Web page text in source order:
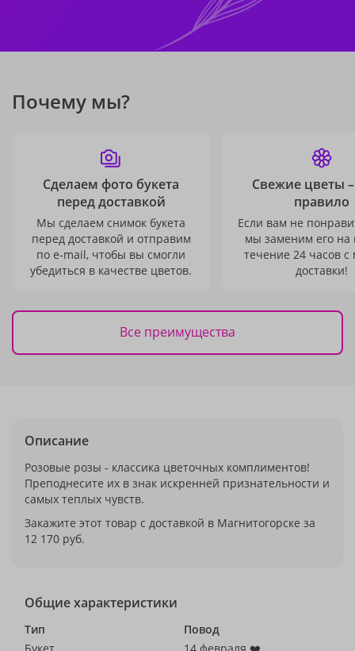
Почему мы?
Сделаем фото букета
перед доставкой
Мы сделаем снимок букета
перед доставкой и отправим
по e-mail, чтобы вы смогли
убедиться в качестве цветов.
Свежие цветы
правило
Если вам не
мы заменим его на
течение 24 часов с
доставки!
Все преимущества
Описание
Розовые розы - классика цветочных комплиментов!
Преподнесите их в знак искренней признательности и
самых теплых чувств.
Закажите этот товар с доставкой в Магнитогорске за
12 170 руб.
Общие характеристики
Тип
Букет
Повод
14 февраля ❤️